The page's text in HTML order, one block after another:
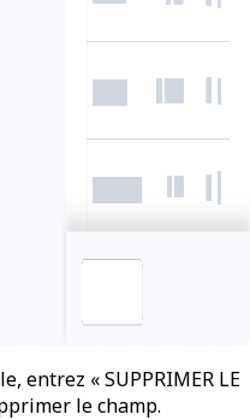
entrez « SUPPRIMER LE
le champ.